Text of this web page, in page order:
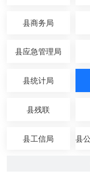
县商务局
县应急管理局
县统计局
县残联
县工信局